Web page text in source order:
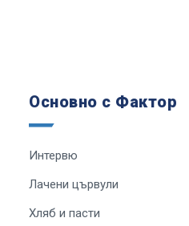
Основно с Фактор
Интервю
Лачени цървули
Хляб и пасти